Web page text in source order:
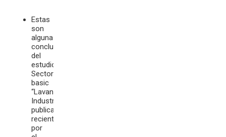
Estas
son
algunas
conclusiones
del
estudio
Sectores
basic
“Lavanderías
Industriales”
publicado
recientemente
por